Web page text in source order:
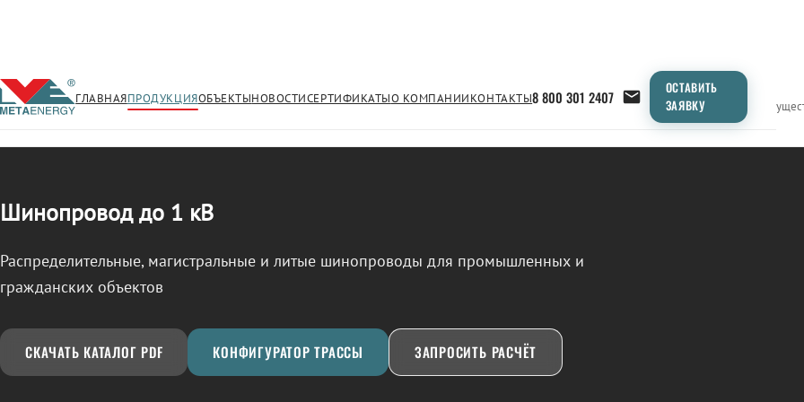
ГЛАВНАЯПРОДУКЦИЯОБЪЕКТЫНОВОСТИСЕРТИФИКАТЫО КОМПАНИИКОНТАКТЫ8 800 301 2407
ОСТАВИТЬ
ЗАЯВКУ
← Продукция/ШИНОПРОВОД Применение Продукция ТипоразмерыСравнение
Шинопровод до 1 кВ
Распределительные, магистральные и литые шинопроводы для промышленных и
гражданских объектов
СКАЧАТЬ КАТАЛОГ PDF КОНФИГУРАТОР ТРАССЫ ЗАПРОСИТЬ РАСЧЁТ